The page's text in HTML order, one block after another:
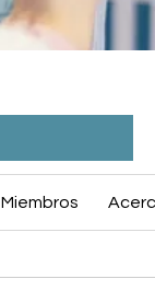
Miembros